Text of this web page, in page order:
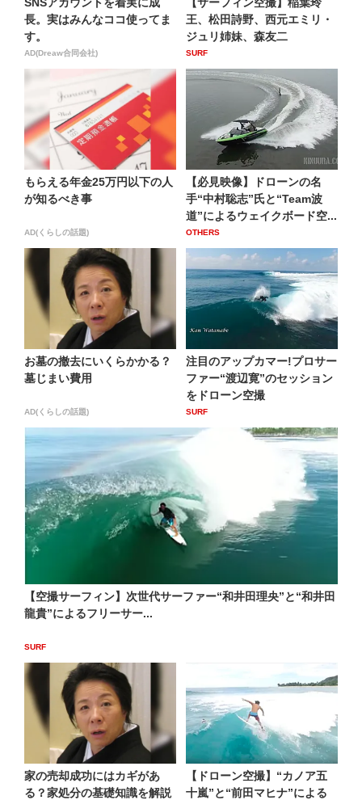
長。実はみんなココ使ってま
す。
AD(Dreaw合同会社)
王、松田詩野、西元エミリ・
ジュリ姉妹、森友二
SURF
もらえる年金25万円以下の人
が知るべき事
AD(くらしの話題)
【必見映像】ドローンの名
手“中村聡志”氏と“Team波
道”によるウェイクボード空...
OTHERS
お墓の撤去にいくらかかる？
墓じまい費用
AD(くらしの話題)
注目のアップカマー!プロサー
ファー“渡辺寛”のセッション
をドローン空撮
SURF
【空撮サーフィン】次世代サーファー“和井田理央”と“和井田
龍貴”によるフリーサー...
SURF
家の売却成功にはカギがあ
る？家処分の基礎知識を解説
【ドローン空撮】“カノア五
十嵐”と“前田マヒナ”による